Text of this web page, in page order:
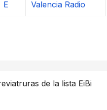
E Valencia Radio
de la lista EiBi